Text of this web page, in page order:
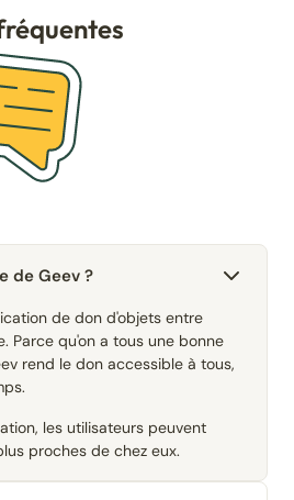
de Geev ?
de don d'objets entre
Parce qu'on a tous une bonne
rend le don accessible à tous,
les utilisateurs peuvent
proches de chez eux.